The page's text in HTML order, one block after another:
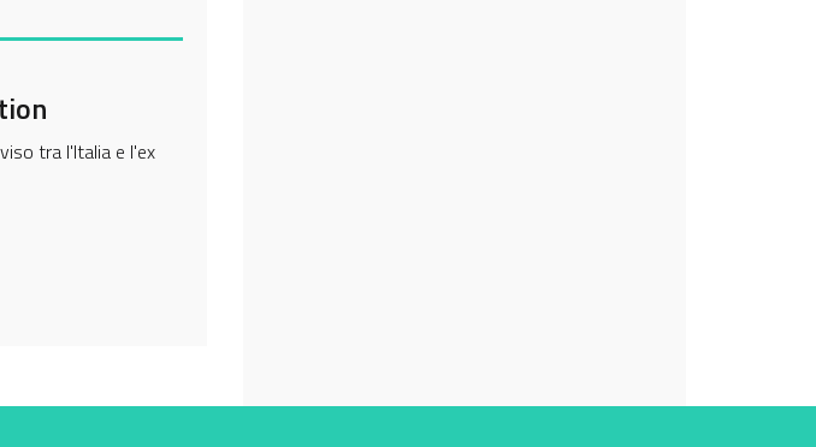
tra l'Italia e l'ex